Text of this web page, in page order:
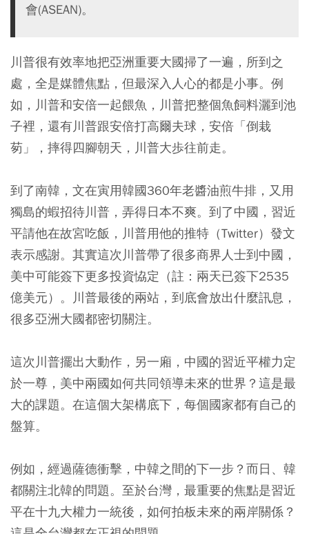
會(ASEAN)。
川普很有效率地把亞洲重要大國掃了一遍，所到之
處，全是媒體焦點，但最深入人心的都是小事。例
如，川普和安倍一起餵魚，川普把整個魚飼料灑到池
子裡，還有川普跟安倍打高爾夫球，安倍「倒栽
茐」，摔得四腳朝天，川普大歩往前走。
到了南韓，文在寅用韓國360年老醬油煎牛排，又用
獨島的蝦招待川普，弄得日本不爽。到了中國，習近
平請他在故宮吃飯，川普用他的推特（Twitter）發文
表示感謝。其實這次川普帶了很多商界人士到中國，
美中可能簽下更多投資恊定（註：兩天已簽下2535
億美元）。川普最後的兩站，到底會放出什麼訊息，
很多亞洲大國都密切關注。
這次川普擺出大動作，另一廂，中國的習近平權力定
於一尊，美中兩國如何共同領導未來的世界？這是最
大的課題。在這個大架構底下，每個國家都有自己的
盤算。
例如，經過薩德衝擊，中韓之間的下一步？而日、韓
都關注北韓的問題。至於台灣，最重要的焦點是習近
平在十九大權力一統後，如何拍板未來的兩岸關係？